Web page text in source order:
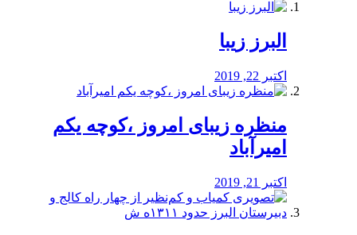
البرز زیبا
اکتبر 22, 2019
منظره‌‌ زیبای امروز ،کوچه یکم
امیرآباد
اکتبر 21, 2019